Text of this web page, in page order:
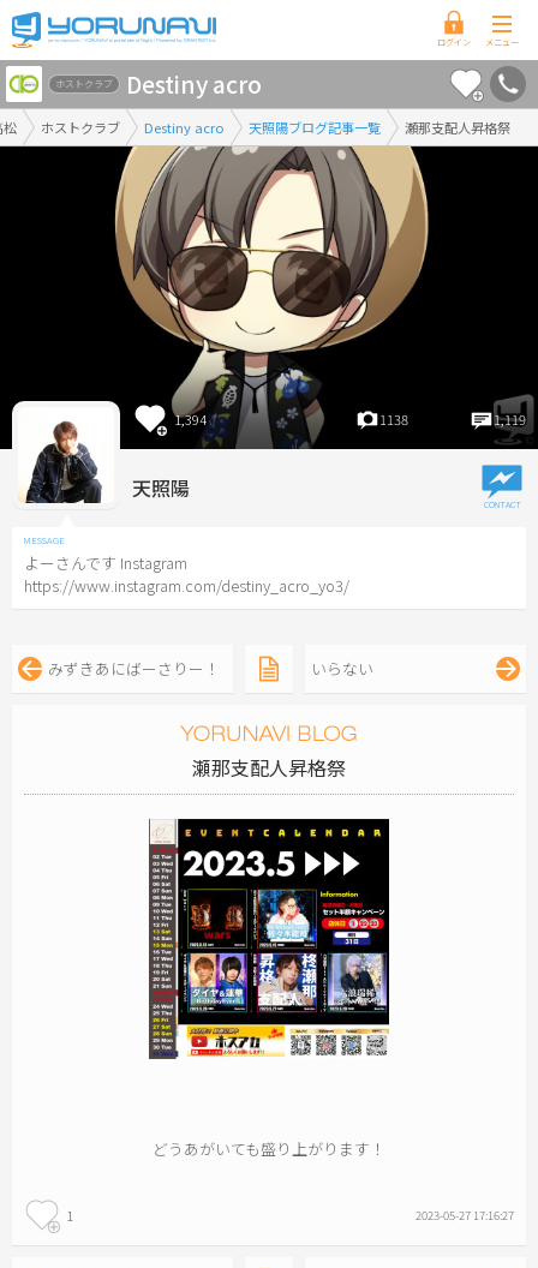
香
川
県
版
松 ホストクラブ Destiny acro 天照陽ブログ記事一覧 瀬那支配人昇格祭
ホストクラブ Destiny acro
1,394 1138 1,119
天照陽
よーさんです Instagram
https://www.instagram.com/destiny_acro_yo3/
みずきあにばーさりー！ いらない
瀬那支配人昇格祭
どうあがいても盛り上がります！
1 2023-05-27 17:16:27